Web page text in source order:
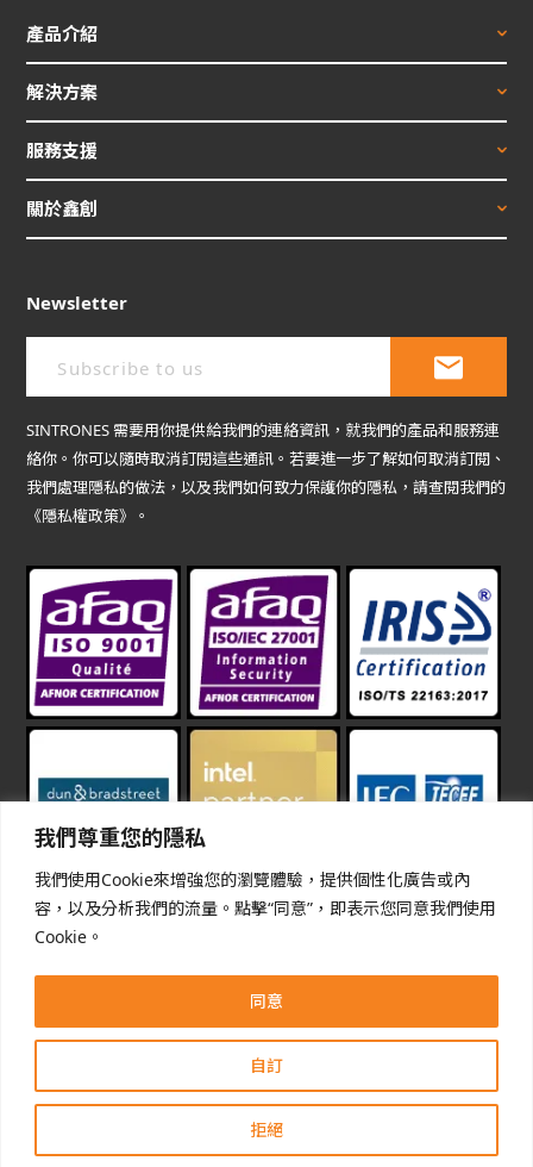
我們尊重您的隱私
我們使用Cookie來增強您的瀏覽體驗，提供個性化廣告或內
容，以及分析我們的流量。點擊“同意”，即表示您同意我們使用
Cookie。
自訂
拒絕
同意
產品介紹
解決方案
服務支援
關於鑫創
Newsletter
SINTRONES 需要用你提供給我們的連絡資訊，就我們的產品和服務連
絡你。你可以隨時取消訂閱這些通訊。若要進一步了解如何取消訂閱、
我們處理隱私的做法，以及我們如何致力保護你的隱私，請查閱我們的
《隱私權政策》。
The terms HDMI, HDMI High-Definition Multimedia
trademarks or registered trademarks of HDMI Licensing
Administrator, Inc.
©2026 SINTRONES Technology Corp., All Rights Reserved.